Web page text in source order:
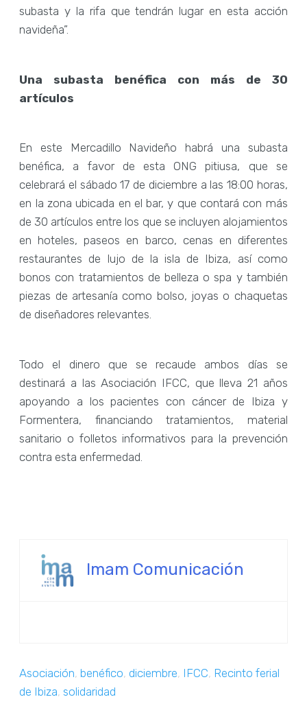
subasta y la rifa que tendrán lugar en esta acción
navideña”.
Una subasta benéfica con más de 30
artículos
En este Mercadillo Navideño habrá una subasta
benéfica, a favor de esta ONG pitiusa, que se
celebrará el sábado 17 de diciembre a las 18:00 horas,
en la zona ubicada en el bar, y que contará con más
de 30 artículos entre los que se incluyen alojamientos
en hoteles, paseos en barco, cenas en diferentes
restaurantes de lujo de la isla de Ibiza, así como
bonos con tratamientos de belleza o spa y también
piezas de artesanía como bolso, joyas o chaquetas
de diseñadores relevantes.
Todo el dinero que se recaude ambos días se
destinará a las Asociación IFCC, que lleva 21 años
apoyando a los pacientes con cáncer de Ibiza y
Formentera, financiando tratamientos, material
sanitario o folletos informativos para la prevención
contra esta enfermedad.
Imam Comunicación
Asociación,benéfico,diciembre, IFCC, Recinto ferial
de Ibiza,solidaridad